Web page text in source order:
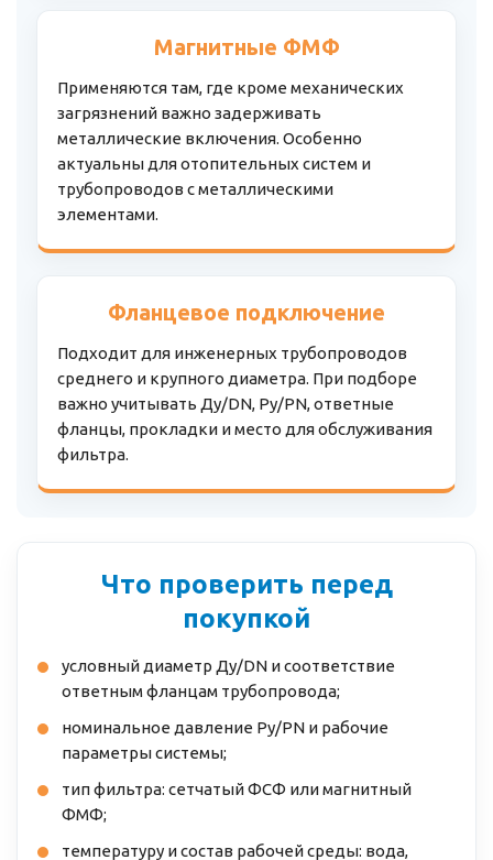
Магнитные ФМФ
Применяются там, где кроме механических
загрязнений важно задерживать
металлические включения. Особенно
актуальны для отопительных систем и
трубопроводов с металлическими
элементами.
Фланцевое подключение
Подходит для инженерных трубопроводов
среднего и крупного диаметра. При подборе
важно учитывать Ду/DN, Ру/PN, ответные
фланцы, прокладки и место для обслуживания
фильтра.
Что проверить перед
покупкой
условный диаметр Ду/DN и соответствие
ответным фланцам трубопровода;
номинальное давление Ру/PN и рабочие
параметры системы;
тип фильтра: сетчатый ФСФ или магнитный
ФМФ;
температуру и состав рабочей среды: вода,